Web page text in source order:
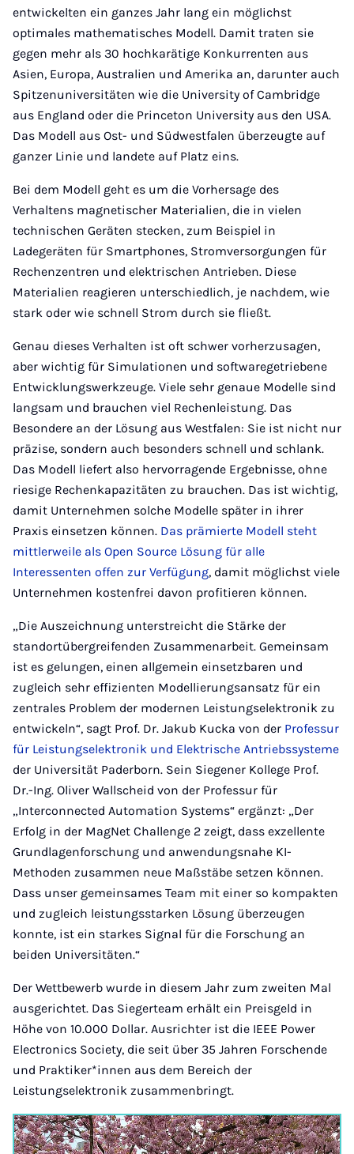
entwickelten ein ganzes Jahr lang ein möglichst
optimales mathematisches Modell. Damit traten sie
gegen mehr als 30 hochkarätige Konkurrenten aus
Asien, Europa, Australien und Amerika an, darunter auch
Spitzenuniversitäten wie die University of Cambridge
aus England oder die Princeton University aus den USA.
Das Modell aus Ost- und Südwestfalen überzeugte auf
ganzer Linie und landete auf Platz eins.
Bei dem Modell geht es um die Vorhersage des
Verhaltens magnetischer Materialien, die in vielen
technischen Geräten stecken, zum Beispiel in
Ladegeräten für Smartphones, Stromversorgungen für
Rechenzentren und elektrischen Antrieben. Diese
Materialien reagieren unterschiedlich, je nachdem, wie
stark oder wie schnell Strom durch sie fließt.
Genau dieses Verhalten ist oft schwer vorherzusagen,
aber wichtig für Simulationen und softwaregetriebene
Entwicklungswerkzeuge. Viele sehr genaue Modelle sind
langsam und brauchen viel Rechenleistung. Das
Besondere an der Lösung aus Westfalen: Sie ist nicht nur
präzise, sondern auch besonders schnell und schlank.
Das Modell liefert also hervorragende Ergebnisse, ohne
riesige Rechenkapazitäten zu brauchen. Das ist wichtig,
damit Unternehmen solche Modelle später in ihrer
Praxis einsetzen können. Das prämierte Modell steht
mittlerweile als Open Source Lösung für alle
Interessenten offen zur Verfügung, damit möglichst viele
Unternehmen kostenfrei davon profitieren können.
„Die Auszeichnung unterstreicht die Stärke der
standortübergreifenden Zusammenarbeit. Gemeinsam
ist es gelungen, einen allgemein einsetzbaren und
zugleich sehr effizienten Modellierungsansatz für ein
zentrales Problem der modernen Leistungselektronik zu
entwickeln“, sagt Prof. Dr. Jakub Kucka von der Professur
für Leistungselektronik und Elektrische Antriebssysteme
der Universität Paderborn. Sein Siegener Kollege Prof.
Dr.-Ing. Oliver Wallscheid von der Professur für
„Interconnected Automation Systems“ ergänzt: „Der
Erfolg in der MagNet Challenge 2 zeigt, dass exzellente
Grundlagenforschung und anwendungsnahe KI-
Methoden zusammen neue Maßstäbe setzen können.
Dass unser gemeinsames Team mit einer so kompakten
und zugleich leistungsstarken Lösung überzeugen
konnte, ist ein starkes Signal für die Forschung an
beiden Universitäten.“
Der Wettbewerb wurde in diesem Jahr zum zweiten Mal
ausgerichtet. Das Siegerteam erhält ein Preisgeld in
Höhe von 10.000 Dollar. Ausrichter ist die IEEE Power
Electronics Society, die seit über 35 Jahren Forschende
und Praktiker*innen aus dem Bereich der
Leistungselektronik zusammenbringt.